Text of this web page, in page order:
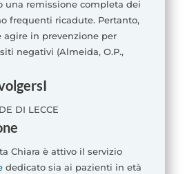
una remissione completa dei
frequenti ricadute. Pertanto,
in prevenzione per
negativi (Almeida, O.P.,
DI LECCE
Chiara è attivo il servizio
dedicato sia ai pazienti in età